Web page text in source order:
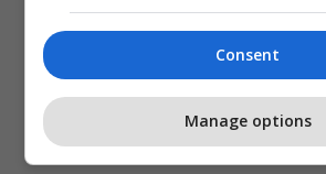
Consent
Manage options